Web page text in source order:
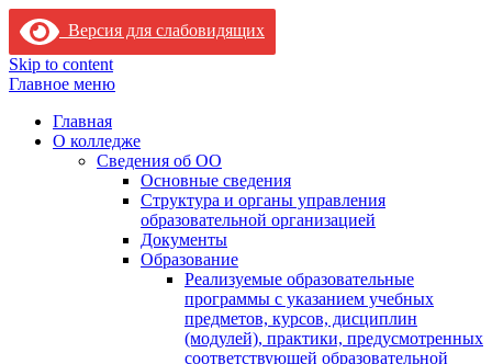
Версия для слабовидящих
Skip to content
Главное меню
Главная
О колледже
Сведения об ОО
Основные сведения
Структура и органы управления
образовательной организацией
Документы
Образование
Реализуемые образовательные
программы с указанием учебных
предметов, курсов, дисциплин
(модулей), практики, предусмотренных
соответствующей образовательной